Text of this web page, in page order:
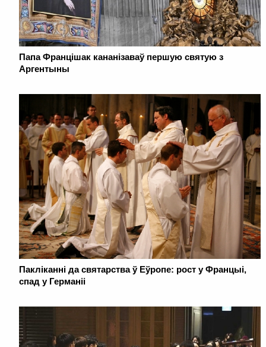
Папа Францішак кананізаваў першую святую з
Аргентыны
Пакліканні да святарства ў Еўропе: рост у Францыі,
спад у Германіі